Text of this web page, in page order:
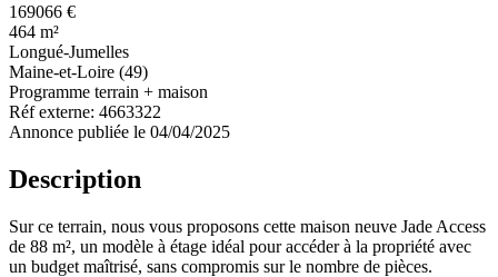
169066 €
464 m²
Longué-Jumelles
Maine-et-Loire (49)
Programme terrain + maison
Réf externe: 4663322
Annonce publiée le 04/04/2025
Description
Sur ce terrain, nous vous proposons cette maison neuve Jade Access
de 88 m², un modèle à étage idéal pour accéder à la propriété avec
un budget maîtrisé, sans compromis sur le nombre de pièces.